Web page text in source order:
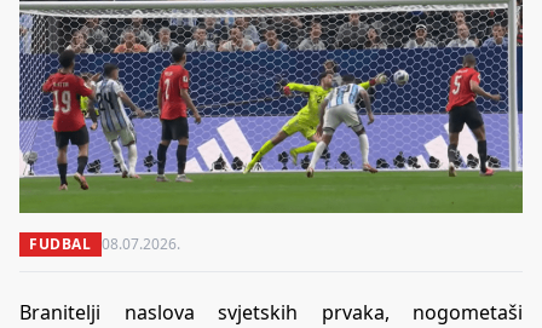
FUDBAL 08.07.2026.
Branitelji naslova svjetskih prvaka, nogometaši